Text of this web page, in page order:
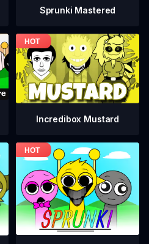
Sprunki Mastered
Incredibox Mustard